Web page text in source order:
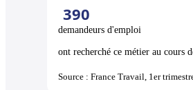
390
demandeurs d'emploi
ont recherché ce métier au cours
Source : France Travail, 1er